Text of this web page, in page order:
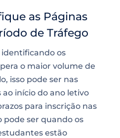
as Páginas
de Tráfego
identificando os
o maior volume de
isso pode ser nas
início do ano letivo
para inscrição nas
pode ser quando os
estão